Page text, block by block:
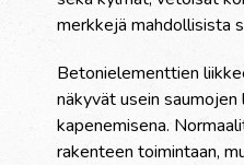
merkkejä mahdollisista
Betonielementtien
näkyvät usein
kapenemisena.
rakenteen toimintaan,